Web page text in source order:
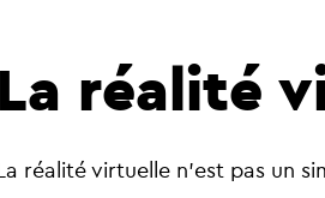
La réalité
réalité virtuelle n’est pas un